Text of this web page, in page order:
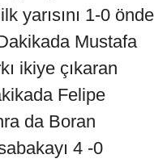
yarısını 1-0 önde
Mustafa
ikiye çıkaran
Felipe
da Boran
4 -0